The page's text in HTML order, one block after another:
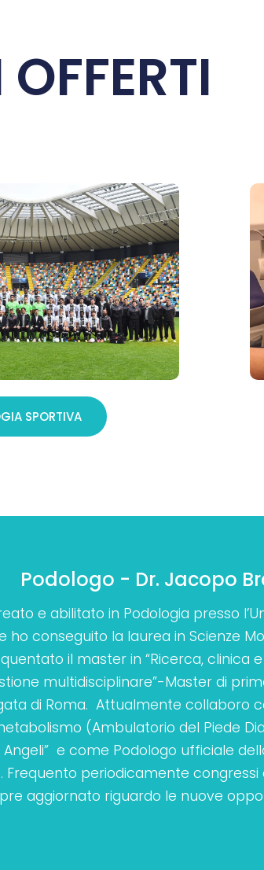
SPORTIVA
Podologo - Dr. Jacopo
e abilitato in Podologia presso
conseguito la laurea in Scienze
il master in “Ricerca, clinica
multidisciplinare”-Master di
di Roma. Attualmente collaboro
(Ambulatorio del Piede
Angeli” e come Podologo ufficiale
Frequento periodicamente
aggiornato riguardo le nuove